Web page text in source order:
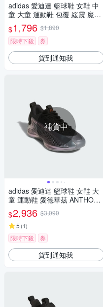
adidas 愛迪達 籃球鞋 女鞋 中
童 大童 運動鞋 包覆 緩震 魔鬼
氈 OWNTHEGAME 3.0 K 黑紅
JQ7939
$1,796 $1,890
限時下殺
券
貨到通知我
補貨中
adidas 愛迪達 籃球鞋 女鞋 大
童 運動鞋 愛德華茲 ANTHONY
EDWARDS 1 J LOW 銀黑 JQ8
885
$2,936 $3,090
5 (1)
限時下殺 券
貨到通知我